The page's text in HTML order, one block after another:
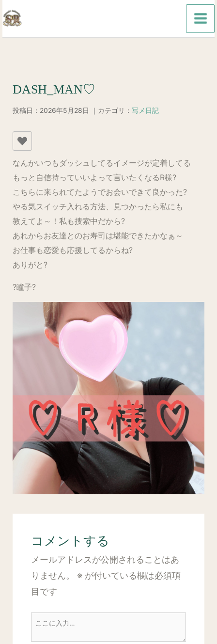
容
を
DASH_MAN♡
投稿日：2026年5月28日 ｜カテゴリ： 写メ日記
なんかいつもダッシュしてるイメージが定着してる
もっと自信持っていいよって言いたくなるR様?
こちらに来られてたようでお会いできて良かった?
やる気スイッチ入れる方法、見つかったら私にも
教えてよ～！私も捜索中だから?
あれからお友達とのお寿司は堪能できたかなぁ～
お仕事も恋愛も応援してるからね?
ありがと?
?瞳子?
コメントする
メールアドレスが公開されることはあ
りません。
※ が付いている欄は必須項
目です
こ